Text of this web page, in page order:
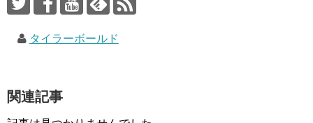
タイラーボールド
関連記事